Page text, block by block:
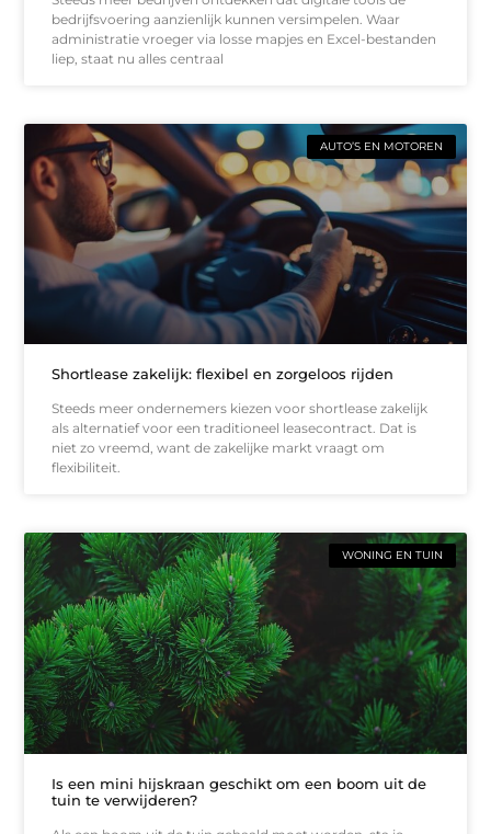
bedrijfsvoering aanzienlijk kunnen versimpelen. Waar
administratie vroeger via losse mapjes en Excel-bestanden
liep, staat nu alles centraal
AUTO’S EN MOTOREN
Shortlease zakelijk: flexibel en zorgeloos rijden
Steeds meer ondernemers kiezen voor shortlease zakelijk
als alternatief voor een traditioneel leasecontract. Dat is
niet zo vreemd, want de zakelijke markt vraagt om
flexibiliteit.
WONING EN TUIN
Is een mini hijskraan geschikt om een boom uit de
tuin te verwijderen?